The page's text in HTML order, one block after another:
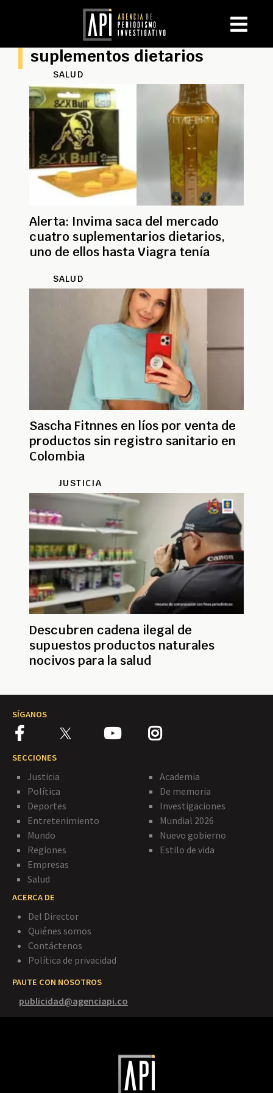
suplementos dietarios
SALUD
Alerta: Invima saca del mercado
cuatro suplementarios dietarios,
uno de ellos hasta Viagra tenía
SALUD
Sascha Fitnnes en líos por venta de
productos sin registro sanitario en
Colombia
JUSTICIA
Descubren cadena ilegal de
supuestos productos naturales
nocivos para la salud
SÍGANOS
SECCIONES
Justicia
Política
Deportes
Entretenimiento
Mundo
Regiones
Empresas
Salud
Academia
De memoria
Investigaciones
Mundial 2026
Nuevo gobierno
Estilo de vida
ACERCA DE
Del Director
Quiénes somos
Contáctenos
Política de privacidad
PAUTE CON NOSOTROS
publicidad@agenciapi.co